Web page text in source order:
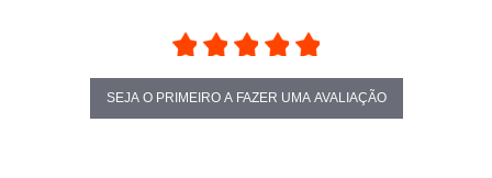
SEJA O PRIMEIRO A FAZER UMA AVALIAÇÃO